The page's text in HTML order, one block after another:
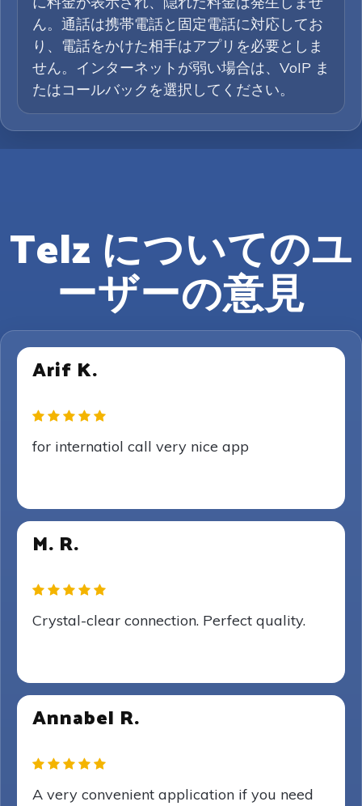
ん。通話は携帯電話と固定電話に対応してお
り、電話をかけた相手はアプリを必要としま
せん。インターネットが弱い場合は、VoIP ま
たはコールバックを選択してください。
Telz についてのユ
ーザーの意見
Arif K.
for internatiol call very nice app
M. R.
Crystal-clear connection. Perfect quality.
Annabel R.
A very convenient application if you need